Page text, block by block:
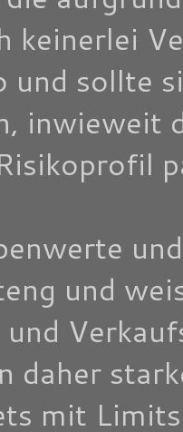
keinerlei
und sollte
inwieweit
und
daher
mit